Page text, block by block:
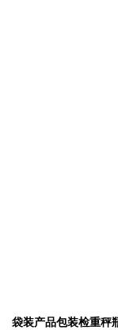
袋装产品包装检重秤